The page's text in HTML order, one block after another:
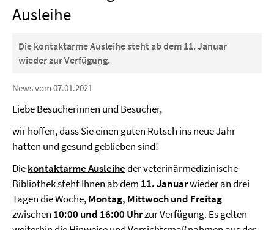
Ausleihe
Die kontaktarme Ausleihe steht ab dem 11. Januar
wieder zur Verfügung.
News vom 07.01.2021
Liebe Besucherinnen und Besucher,
wir hoffen, dass Sie einen guten Rutsch ins neue Jahr
hatten und gesund geblieben sind!
Diekontaktarme Ausleiheder veterinärmedizinische
Bibliothek steht Ihnen ab dem 11. Januarwieder an drei
Tagen die Woche,Montag, Mittwoch und Freitag
zwischen 10:00 und 16:00 Uhrzur Verfügung. Es gelten